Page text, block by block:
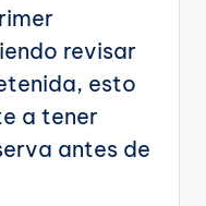
revisar
esto
a tener
antes de